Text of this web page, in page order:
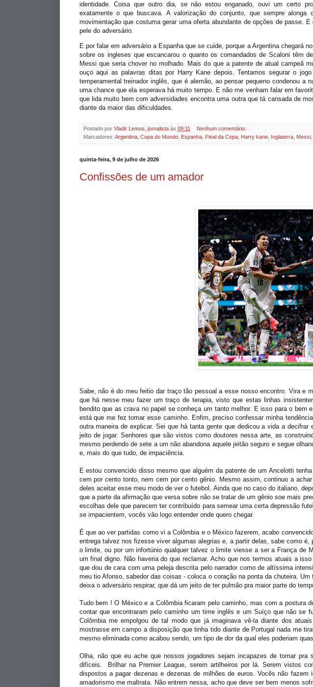
identidade. Coisa que outro dia, se não estou enganado, ouvi um certo
exatamente o que buscava. A valorização do conjunto, que sempre
movimentação que costuma gerar uma oferta abundante de opções de passe.
pele do adversário.
E por falar em adversário a Espanha que se cuide, porque a Argentina chegará
sobre os ingleses que escancarou o quanto os comandados de Scaloni têm
Messi que seria chover no molhado. Mais do que a patente de atual campeã
ouço aqui as palavras ditas por Harry Kane depois. Tentamos segurar o
temperamental treinador inglês, que é alemão, ao pensar pequeno condenou a
uma chance que ela esperava há muito tempo. E não me venham falar em
que lida muito bem com adversidades encontra uma outra que tá cansada de
diante da maior das dificuldades.
Postado por Vladir Lemos, jornalista às 09:11
Nenhum comentário:
Marcadores: Argentina, Copa do Mundo, Espanha, Final da Copa, Harry kane, Inglaterra, Messi,
quinta-feira, 9 de julho de 2026
Confissões de um amador
Sabe, não é do meu feitio dar traço tão pessoal a esse nosso encontro. Vira e
que há nesse meu fazer um traço de terapia, visto que estas linhas
bendito que as crava no papel se conheça um tanto melhor. E isso para o bem
está que me fez tomar esse caminho. Enfim, preciso confessar minha
outra maneira de explicar. Sei que há tanta gente que dedicou a vida a
jeito de jogar. Senhores que são vistos como doutores nessa arte, as
mesmo perdendo de sete a um não abandona aquele jeitão seguro e segue
e, mais do que tudo, de impaciência.
E estou convencido disso mesmo que alguém da patente de um Ancelotti
cem por cento tonto, nem cem por cento gênio. Mesmo assim, continuo a
deles aceitar esse meu modo de ver o futebol. Ainda que no caso do italiano,
que a parte da afirmação que versa sobre não se tratar de um gênio soe mais
escolhas dele que parecem ter contribuído para semear uma certa depressão
se impacientem, vocês vão logo entender onde quero chegar.
É que ao ver partidas como vi a Colômbia e o México fazerem, acabo
entrega talvez nos fizesse viver algumas alegrias e, a partir delas, sabe como
o limite, ou por um infortúnio qualquer talvez o limite viesse a ser a França de
um final digno. Não haveria do que reclamar. Acho que nos termos atuais a
que dou de cara com uma peleja descrita pelo narrador como de altíssima
meu tio Afonso, sabedor das coisas - coloca o coração na ponta da chuteira.
deixa o adversário respirar, que dá um jeito de ter pulmão pra maior parte do
Tudo bem ! O México e a Colômbia ficaram pelo caminho, mas com a postura
contar que encontraram pelo caminho um time inglês e um Suíço que não se
Colômbia me empolgou de tal modo que já imaginava vê-la diante dos
mostrasse em campo a disposição que tinha tido diante de Portugal nada me
mesmo eliminada como acabou sendo, um tipo de dor da qual eles poderiam
Olha, não que eu ache que nossos jogadores sejam incapazes de tomar
difíceis. Brilhar na Premier League, serem artilheiros por lá. Serem vistos
dispostos a pagar dezenas e dezenas de milhões de euros. Vocês não
amadorismo me maltrata. Não entrem nessa, acho que deve ser bem menos